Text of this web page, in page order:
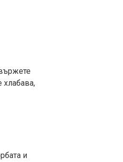
хлабава,
и